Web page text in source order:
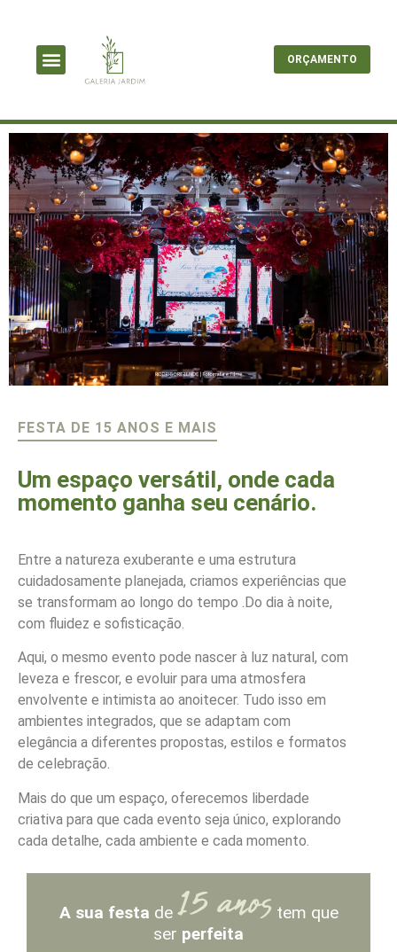
ORÇAMENTO
FESTA DE 15 ANOS E MAIS
Um espaço versátil, onde cada
momento ganha seu cenário.
Entre a natureza exuberante e uma estrutura
cuidadosamente planejada, criamos experiências que
se transformam ao longo do tempo .Do dia à noite,
com fluidez e sofisticação.
Aqui, o mesmo evento pode nascer à luz natural, com
leveza e frescor, e evoluir para uma atmosfera
envolvente e intimista ao anoitecer. Tudo isso em
ambientes integrados, que se adaptam com
elegância a diferentes propostas, estilos e formatos
de celebração.
Mais do que um espaço, oferecemos liberdade
criativa para que cada evento seja único, explorando
cada detalhe, cada ambiente e cada momento.
A sua festa de
tem que
ser perfeita